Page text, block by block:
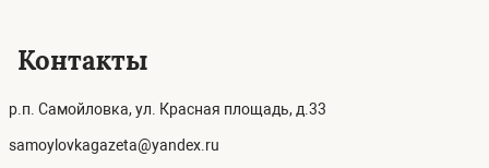
Контакты
р.п. Самойловка, ул. Красная площадь, д.33
samoylovkagazeta@yandex.ru